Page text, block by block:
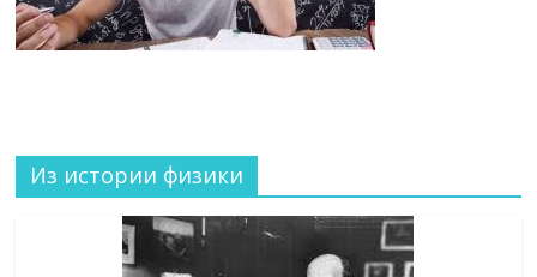
Из истории физики